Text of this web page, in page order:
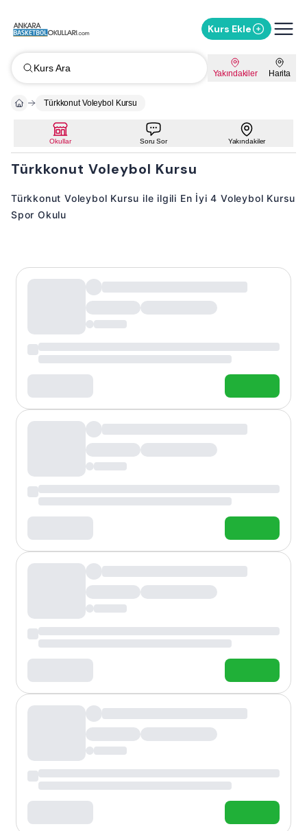
Kurs Ekle
Kurs Ara Yakındakiler Harita
Türkkonut Voleybol Kursu
Okullar Soru Sor Yakındakiler
Türkkonut Voleybol Kursu
Türkkonut Voleybol Kursu ile ilgili En İyi 4 Voleybol Kursu
Spor Okulu